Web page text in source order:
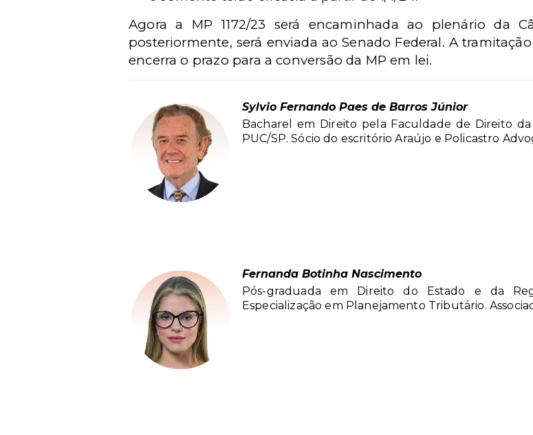
Agora a MP 1172/23 será encaminhada ao plenário da
posteriormente, será enviada ao Senado Federal. A
encerra o prazo para a conversão da MP em lei.
Sylvio Fernando Paes de Barros Júnior
Bacharel em Direito pela Faculdade de Direito
PUC/SP. Sócio do escritório Araújo e Policastro
Fernanda Botinha Nascimento
Pós-graduada em Direito do Estado e da
Especialização em Planejamento Tributário.